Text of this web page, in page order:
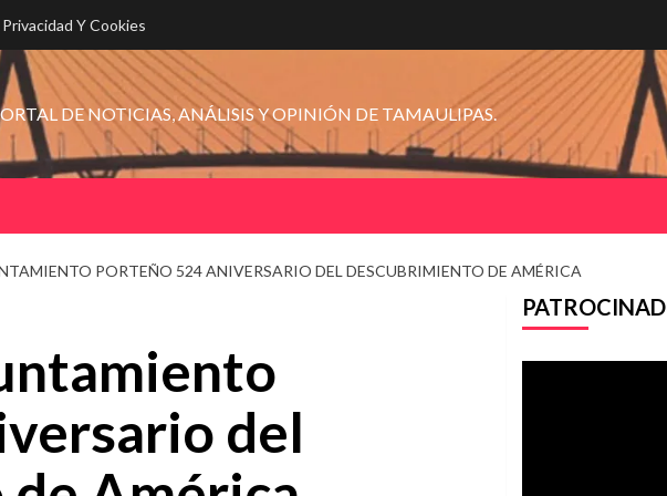
Y Cookies
DE NOTICIAS, ANÁLISIS Y OPINIÓN DE TAMAULIPAS.
PORTEÑO 524 ANIVERSARIO DEL DESCUBRIMIENTO DE AMÉRICA
del